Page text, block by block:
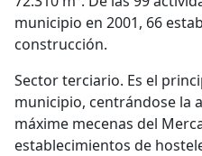
municipio en 2001, 66
construcción.
Sector terciario. Es el
municipio, centrándose la
máxime mecenas del
establecimientos de